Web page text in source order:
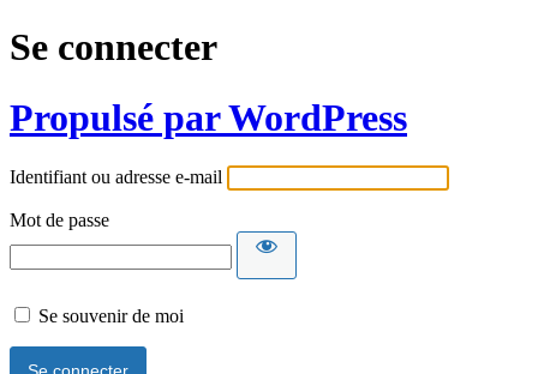
Se connecter
Propulsé par WordPress
Identifiant ou adresse e-mail
Mot de passe
Se souvenir de moi